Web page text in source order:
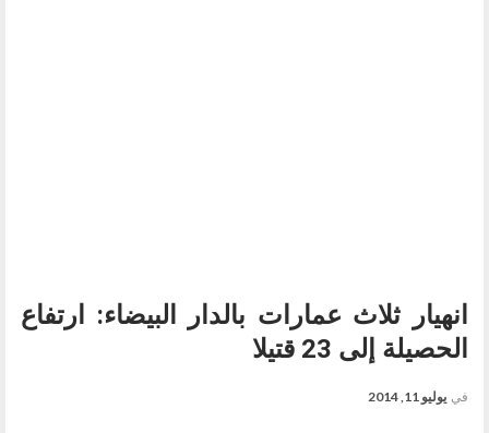
انهيار ثلاث عمارات بالدار البيضاء: ارتفاع
الحصيلة إلى 23 قتيلا
في يوليو 11, 2014